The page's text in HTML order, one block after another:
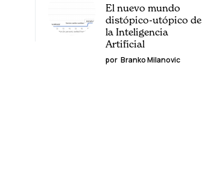
El nuevo mundo
distópico-utópico de
la Inteligencia
Artificial
por Branko Milanovic